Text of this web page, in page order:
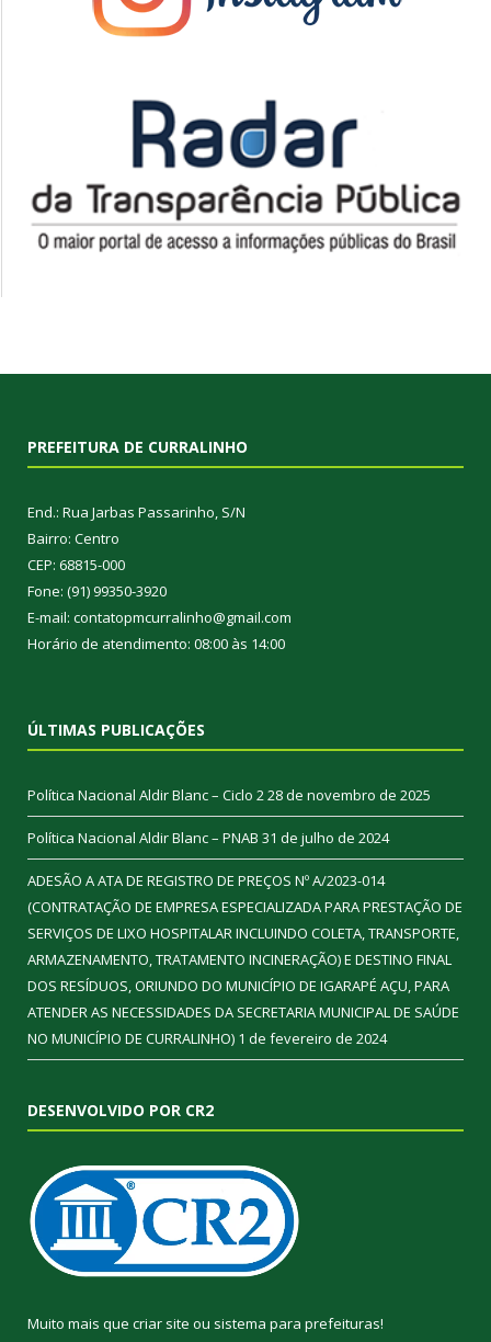
PREFEITURA DE CURRALINHO
End.: Rua Jarbas Passarinho, S/N
Bairro: Centro
CEP: 68815-000
Fone: (91) 99350-3920
E-mail: contatopmcurralinho@gmail.com
Horário de atendimento: 08:00 às 14:00
ÚLTIMAS PUBLICAÇÕES
Política Nacional Aldir Blanc – Ciclo 228 de novembro de 2025
Política Nacional Aldir Blanc – PNAB 31 de julho de 2024
ADESÃO A ATA DE REGISTRO DE PREÇOS Nº A/2023-014
(CONTRATAÇÃO DE EMPRESA ESPECIALIZADA PARA PRESTAÇÃO DE
SERVIÇOS DE LIXO HOSPITALAR INCLUINDO COLETA, TRANSPORTE,
ARMAZENAMENTO, TRATAMENTO INCINERAÇÃO) E DESTINO FINAL
DOS RESÍDUOS, ORIUNDO DO MUNICÍPIO DE IGARAPÉ AÇU, PARA
ATENDER AS NECESSIDADES DA SECRETARIA MUNICIPAL DE SAÚDE
NO MUNICÍPIO DE CURRALINHO) 1 de fevereiro de 2024
DESENVOLVIDO POR CR2
Muito mais que criar site ou sistema para prefeituras!